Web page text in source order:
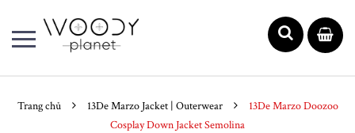
Trang chủ 13De Marzo Jacket | Outerwear
13De Marzo Doozoo
Cosplay Down Jacket Semolina